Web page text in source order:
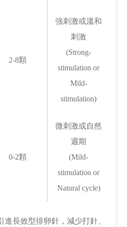
2-8顆
強刺激或溫和
刺激
(Strong-
stimulation or
Mild-
stimulation)
0-2顆
微刺激或自然
週期
(Mild-
stimulation or
Natural cycle)
進長效型排卵針，減少打針、